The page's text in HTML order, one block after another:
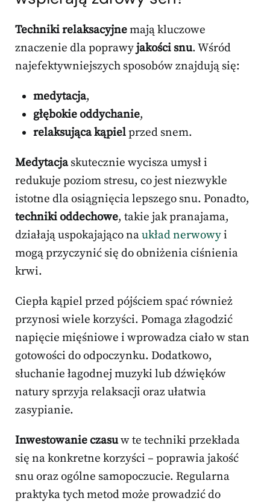
Techniki relaksacyjnemają kluczowe
znaczenie dla poprawyjakości snu. Wśród
najefektywniejszych sposobów znajdują się:
medytacja,
głębokie oddychanie,
relaksująca kąpielprzed snem.
Medytacjaskutecznie wycisza umysł i
redukuje poziom stresu, co jest niezwykle
istotne dla osiągnięcia lepszego snu. Ponadto,
techniki oddechowe, takie jak pranajama,
działają uspokajająco naukład nerwowyi
mogą przyczynić się do obniżenia ciśnienia
krwi.
Ciepła kąpiel przed pójściem spać również
przynosi wiele korzyści. Pomaga złagodzić
napięcie mięśniowe i wprowadza ciało w stan
gotowości do odpoczynku. Dodatkowo,
słuchanie łagodnej muzyki lub dźwięków
natury sprzyja relaksacji oraz ułatwia
zasypianie.
Inwestowanie czasuw te techniki przekłada
się na konkretne korzyści – poprawia jakość
snu oraz ogólne samopoczucie. Regularna
praktyka tych metod może prowadzić do